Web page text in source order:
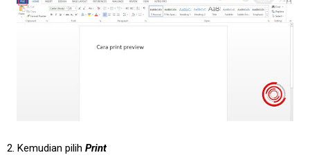
2. Kemudian pilih Print